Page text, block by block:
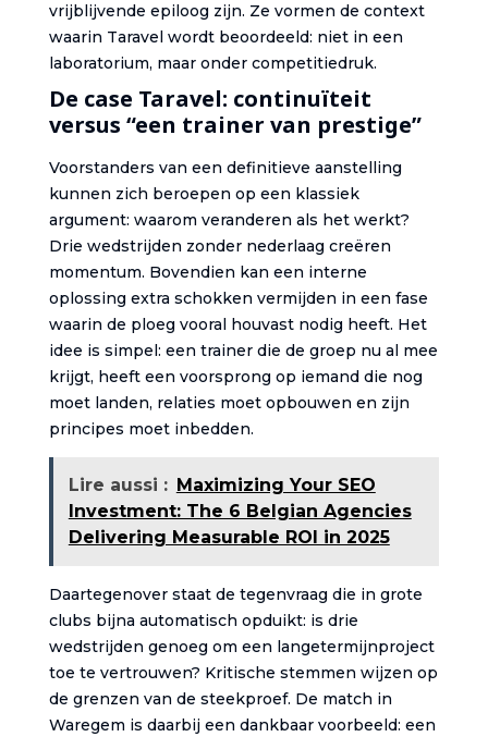
vrijblijvende epiloog zijn. Ze vormen de context
waarin Taravel wordt beoordeeld: niet in een
laboratorium, maar onder competitiedruk.
De case Taravel: continuïteit
versus “een trainer van prestige”
Voorstanders van een definitieve aanstelling
kunnen zich beroepen op een klassiek
argument: waarom veranderen als het werkt?
Drie wedstrijden zonder nederlaag creëren
momentum. Bovendien kan een interne
oplossing extra schokken vermijden in een fase
waarin de ploeg vooral houvast nodig heeft. Het
idee is simpel: een trainer die de groep nu al mee
krijgt, heeft een voorsprong op iemand die nog
moet landen, relaties moet opbouwen en zijn
principes moet inbedden.
Lire aussi : Maximizing Your SEO
Investment: The 6 Belgian Agencies
Delivering Measurable ROI in 2025
Daartegenover staat de tegenvraag die in grote
clubs bijna automatisch opduikt: is drie
wedstrijden genoeg om een langetermijnproject
toe te vertrouwen? Kritische stemmen wijzen op
de grenzen van de steekproef. De match in
Waregem is daarbij een dankbaar voorbeeld: een